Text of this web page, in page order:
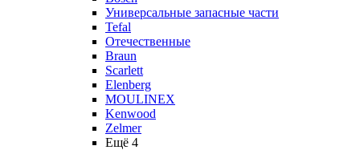
Универсальные запасные части
Tefal
Отечественные
Braun
Scarlett
Elenberg
MOULINEX
Kenwood
Zelmer
Ещё 4